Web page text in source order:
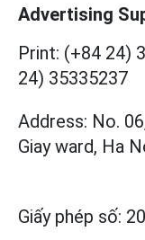
Advertising
Print: (+84 24)
24) 35335237
Address: No.
Giay ward, Ha
Giấy phép số: